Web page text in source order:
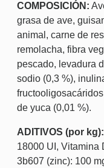
COMPOSICIÓN:
grasa de ave,
animal, carne de
remolacha, fibra
pescado, levadura
sodio (0,3 %),
de yuca (0,01 %).
ADITIVOS (por kg):
18000 UI, Vitamina
3b607 (zinc): 100